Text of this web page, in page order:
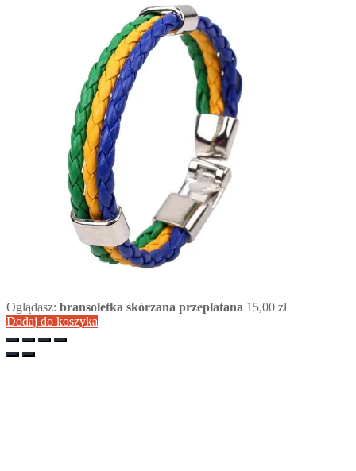
Oglądasz: bransoletka skórzana przeplatana 15,00 zł
Dodaj do koszyka